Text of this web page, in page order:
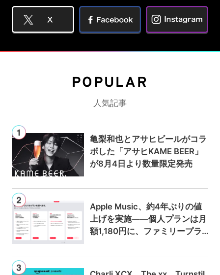
POPULAR
人気記事
亀梨和也とアサヒビールがコラ
ボした「アサヒKAME BEER」
が8月4日より数量限定発売
Apple Music、約4年ぶりの値
上げを実施——個人プランは月
額1,180円に、ファミリープラ